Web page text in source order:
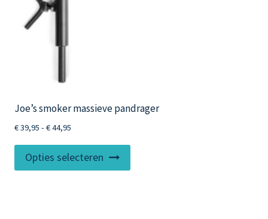
Joe’s smoker massieve pandrager
€39,95 - €44,95
tot
€ 44,95
Opties selecteren
product